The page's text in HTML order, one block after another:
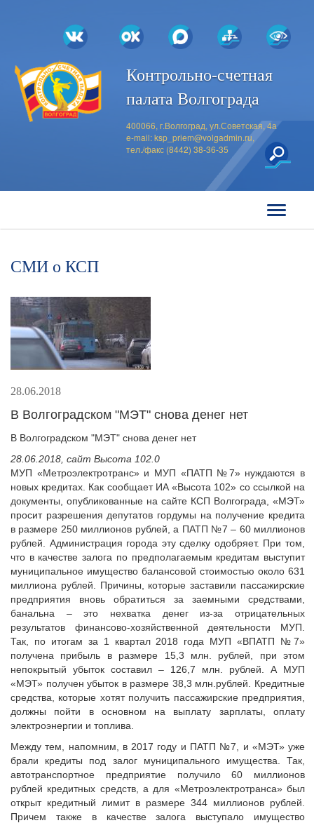
Контрольно-счетная
палата Волгограда
400066, г.Волгоград, ул.Советская, 4а
e-mail:ksp_priem@volgadmin.ru,
тел./факс (8442) 38-36-35
СМИ о КСП
28.06.2018
В Волгоградском "МЭТ" снова денег нет
В Волгоградском "МЭТ" снова денег нет
28.06.2018, сайт Высота 102.0
МУП «Метроэлектротранс» и МУП «ПАТП №7» нуждаются в
новых кредитах. Как сообщает ИА «Высота 102» со ссылкой на
документы, опубликованные на сайте КСП Волгограда, «МЭТ»
просит разрешения депутатов гордумы на получение кредита
в размере 250 миллионов рублей, а ПАТП №7 – 60 миллионов
рублей. Администрация города эту сделку одобряет. При том,
что в качестве залога по предполагаемым кредитам выступит
муниципальное имущество балансовой стоимостью около 631
миллиона рублей. Причины, которые заставили пассажирские
предприятия вновь обратиться за заемными средствами,
банальна – это нехватка денег из-за отрицательных
результатов финансово-хозяйственной деятельности МУП.
Так, по итогам за 1 квартал 2018 года МУП «ВПАТП №7»
получена прибыль в размере 15,3 млн. рублей, при этом
непокрытый убыток составил – 126,7 млн. рублей. А МУП
«МЭТ» получен убыток в размере 38,3 млн.рублей. Кредитные
средства, которые хотят получить пассажирские предприятия,
должны пойти в основном на выплату зарплаты, оплату
электроэнергии и топлива.
Между тем, напомним, в 2017 году и ПАТП №7, и «МЭТ» уже
брали кредиты под залог муниципального имущества. Так,
автотранспортное предприятие получило 60 миллионов
рублей кредитных средств, а для «Метроэлектротранса» был
открыт кредитный лимит в размере 344 миллионов рублей.
Причем также в качестве залога выступало имущество